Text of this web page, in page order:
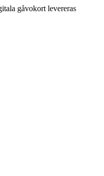
gåvokort levereras